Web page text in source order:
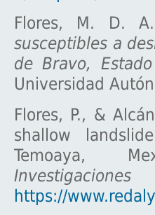
Flores, M. D.
susceptibles a
de Bravo,
Universidad
Flores, P., &
shallow
Temoaya,
https://